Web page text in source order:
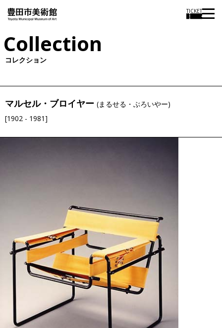
TICKET
Collection
コレクション
マルセル・ブロイヤー (まるせる・ぶろいやー)
[1902 - 1981]